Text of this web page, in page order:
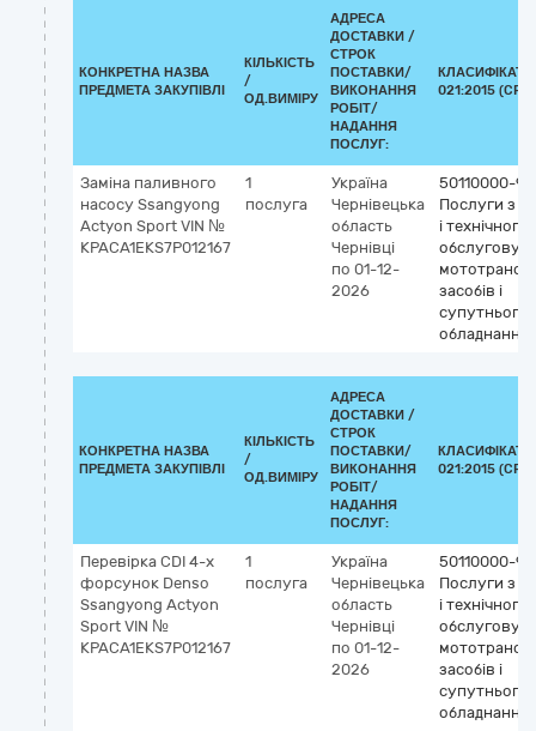
КОНКРЕТНА НАЗВА
ПРЕДМЕТА ЗАКУПІВЛІ
КІЛЬКІСТЬ
/
ОД.ВИМІРУ
АДРЕСА
ДОСТАВКИ /
СТРОК
ПОСТАВКИ/
ВИКОНАННЯ
РОБІТ/
НАДАННЯ
ПОСЛУГ:
021:2015 (CPV)
Заміна паливного
насосу Ssangyong
Actyon Sport VIN №
KPACA1EKS7P012167
1
послуга
Україна
Чернівецька
область
Чернівці
по 01-12-
2026
50110000-9
Послуги з
і технічного
засобів і
супутнього
обладнання
КОНКРЕТНА НАЗВА
ПРЕДМЕТА ЗАКУПІВЛІ
КІЛЬКІСТЬ
/
ОД.ВИМІРУ
АДРЕСА
ДОСТАВКИ /
СТРОК
ПОСТАВКИ/
ВИКОНАННЯ
РОБІТ/
НАДАННЯ
ПОСЛУГ:
021:2015 (CPV)
Перевірка СDI 4-х
форсунок Denso
Ssangyong Actyon
Sport VIN №
KPACA1EKS7P012167
1
послуга
Україна
Чернівецька
область
Чернівці
по 01-12-
2026
50110000-9
Послуги з
і технічного
засобів і
супутнього
обладнання